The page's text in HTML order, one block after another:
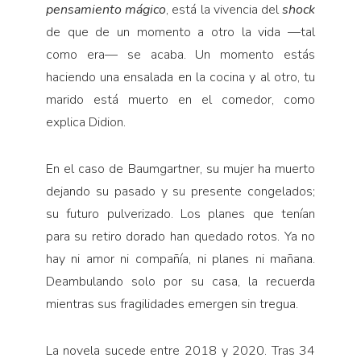
pensamiento mágico, está la vivencia delshock
de que de un momento a otro la vida —tal
como era— se acaba. Un momento estás
haciendo una ensalada en la cocina y al otro, tu
marido está muerto en el comedor, como
explica Didion.
En el caso de Baumgartner, su mujer ha muerto
dejando su pasado y su presente congelados;
su futuro pulverizado. Los planes que tenían
para su retiro dorado han quedado rotos. Ya no
hay ni amor ni compañía, ni planes ni mañana.
Deambulando solo por su casa, la recuerda
mientras sus fragilidades emergen sin tregua.
La novela sucede entre 2018 y 2020. Tras 34